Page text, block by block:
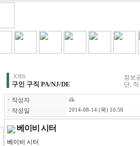
JOBS
구인 구직 PA/NJ/DE
정보
단,
ㆍ 작성자 dk
ㆍ 작성일 2014-08-14 (목) 10:58
베이비 시터
베이비 시터